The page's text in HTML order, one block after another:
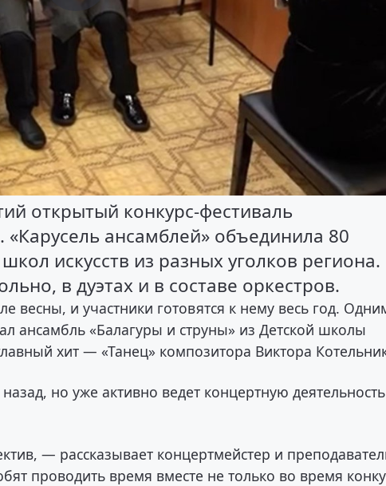
открытый конкурс-фестиваль
ансамблей» объединила 80
искусств из разных уголков региона.
в дуэтах и в составе оркестров.
весны, и участники готовятся к нему весь год.
ансамбль «Балагуры и струны» из Детской школы
хит — «Танец» композитора Виктора
но уже активно ведет концертную
— рассказывает концертмейстер и
проводить время вместе не только во время